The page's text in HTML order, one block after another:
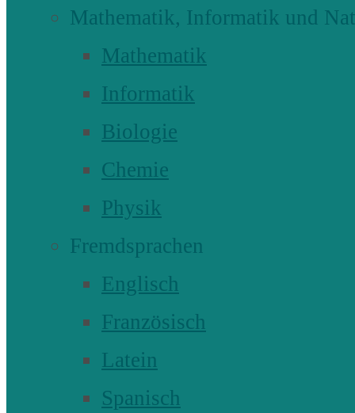
Mathematik, Informatik und
Mathematik
Informatik
Biologie
Chemie
Physik
Fremdsprachen
Englisch
Französisch
Latein
Spanisch